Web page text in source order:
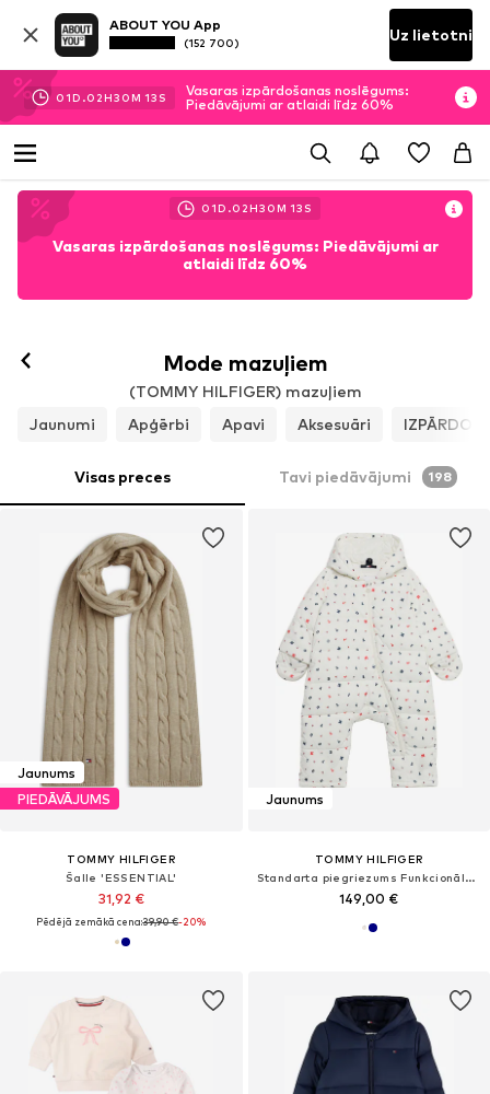
ABOUT YOU App
(152 700) Uz lietotni
01D.02H30M 10 S
Vasaras izpārdošanas noslēgums:
Piedāvājumi ar atlaidi līdz 60%
01D.02H30M 10 S
Vasaras izpārdošanas noslēgums: Piedāvājumi ar
atlaidi līdz 60%
Mode mazuļiem
(TOMMY HILFIGER) mazuļiem
Jaunumi
Apģērbi Apavi Aksesuāri
Visas preces Tavi piedāvājumi 198
Jaunums
PIEDĀVĀJUMS
TOMMY HILFIGER
Šalle 'ESSENTIAL'
31,92 €
Pēdējā zemākā cena:39,90 €-20%
Jaunums
TOMMY HILFIGER
Standarta piegriezums Funkcionālais apģērbs 'ESSENTIAL'
149,00 €